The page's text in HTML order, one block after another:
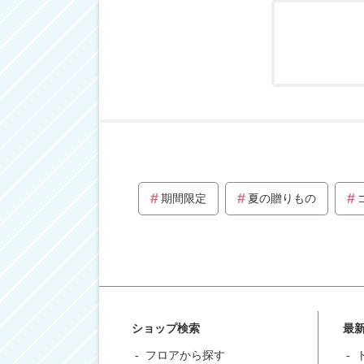
期間限定 夏の贈りもの
ショップ検索
フロアから探す
最